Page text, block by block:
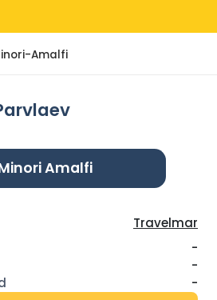
Amalfi
Amalfi
Travelmar
-
-
-